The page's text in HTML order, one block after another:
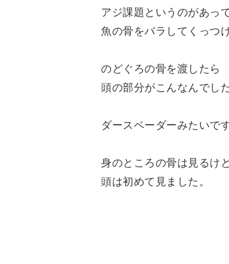
アジ課題というのがあっ
魚の骨をバラしてくっつ
のどぐろの骨を渡したら
頭の部分がこんなんでし
ダースベーダーみたいです
身のところの骨は見るけ
頭は初めて見ました。